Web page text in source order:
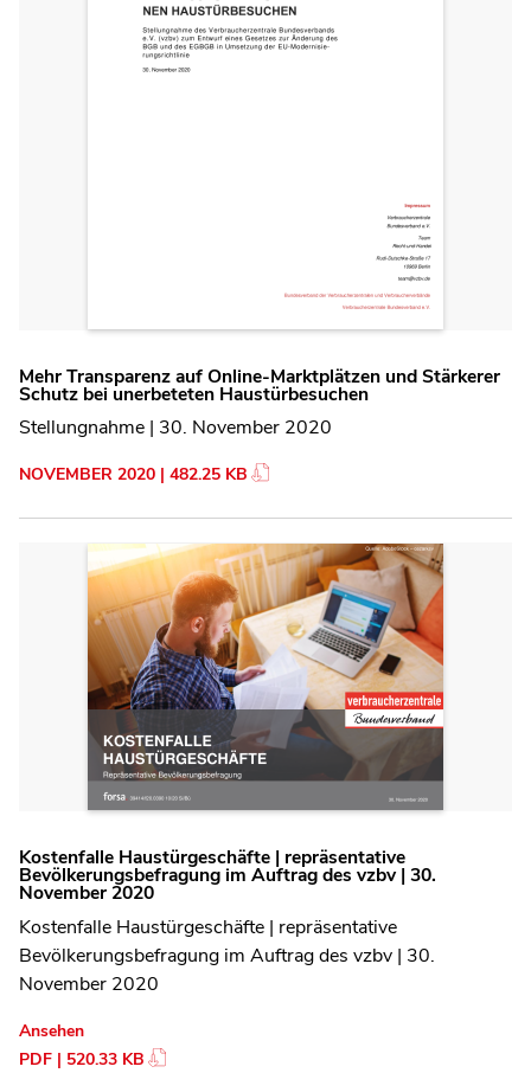
Mehr Transparenz auf Online-Marktplätzen und Stärkerer
Schutz bei unerbeteten Haustürbesuchen
Stellungnahme | 30. November 2020
NOVEMBER 2020 | 482.25 KB
Kostenfalle Haustürgeschäfte | repräsentative
Bevölkerungsbefragung im Auftrag des vzbv | 30.
November 2020
Kostenfalle Haustürgeschäfte | repräsentative
Bevölkerungsbefragung im Auftrag des vzbv | 30.
November 2020
Ansehen
PDF | 520.33 KB